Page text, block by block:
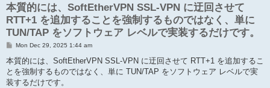
本質的には、SoftEtherVPN SSL-VPN に迂回させて
RTT+1 を追加することを強制するものではなく、単に
TUN/TAP をソフトウェア レベルで実装するだけです。
P
s
t
Mon Dec 29, 2025 1:44 am
本質的には、SoftEtherVPN SSL-VPN に迂回させて RTT+1 を追加するこ
とを強制するものではなく、単に TUN/TAP をソフトウェア レベルで実
装するだけです。